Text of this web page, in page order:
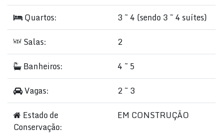
Quartos:
3 ~ 4 (sendo 3 ~ 4 suítes)
Salas:
2
Banheiros:
4 ~ 5
Vagas:
2 ~ 3
Estado de
Conservação:
EM CONSTRUÇÃO